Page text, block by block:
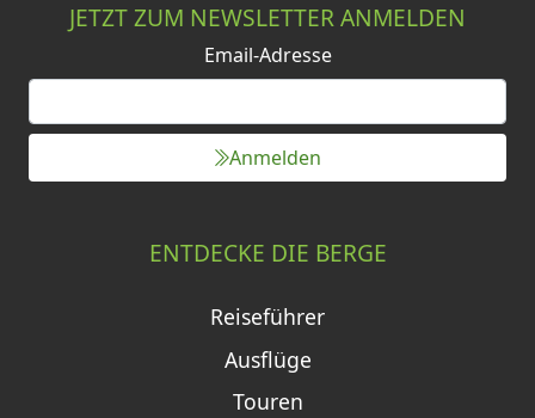
JETZT ZUM NEWSLETTER ANMELDEN
Email-Adresse
Anmelden
ENTDECKE DIE BERGE
Reiseführer
Ausflüge
Touren